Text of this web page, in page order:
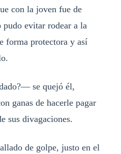
con la joven fue de
evitar rodear a la
forma protectora y así
se quejó él,
ganas de hacerle pagar
sus divagaciones.
de golpe, justo en el